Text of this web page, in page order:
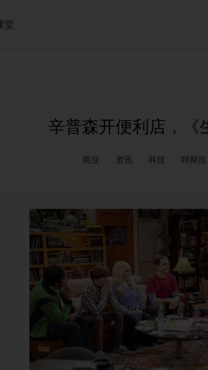
堂
辛普森开便利店，《
商业 资讯 科技 特斯拉